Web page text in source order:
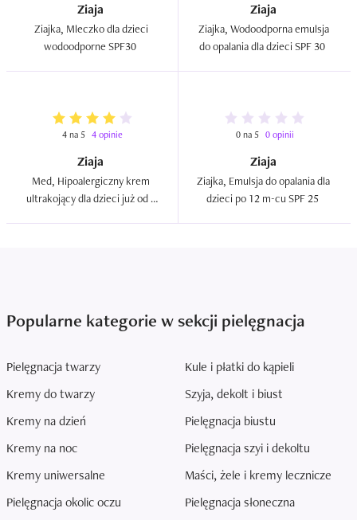
Ziaja
Ziajka, Mleczko dla dzieci
Ziaja
Ziajka, Wodoodporna emulsja
4 na 5 4 opinie
Ziaja
Med, Hipoalergiczny krem
ultrakojący dla dzieci już od 1
0 na 5 0 opinii
Ziaja
Ziajka, Emulsja do opalania dla
Popularne kategorie w sekcji pielęgnacja
Pielęgnacja twarzy
Kremy do twarzy
Kremy na dzień
Kremy na noc
Kremy uniwersalne
Pielęgnacja okolic oczu
Kule i płatki do kąpieli
Szyja, dekolt i biust
Pielęgnacja biustu
Pielęgnacja szyi i dekoltu
Maści, żele i kremy lecznicze
Pielęgnacja słoneczna